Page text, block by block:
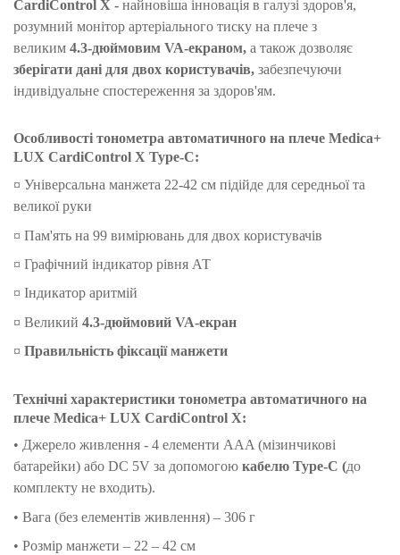
CardiControl X - найновіша інновація в галузі здоров'я,
розумний монітор артеріального тиску на плече з
великим 4.3-дюймовим VA-екраном, а також дозволяє
зберігати дані для двох користувачів, забезпечуючи
індивідуальне спостереження за здоров'ям.
Особливості тонометра автоматичного на плече Medica+
LUX CardiControl X Type-C:
¤ Універсальна манжета 22-42 см підійде для середньої та
великої руки
¤ Пам'ять на 99 вимірювань для двох користувачів
¤ Графічний індикатор рівня АТ
¤ Індикатор аритмій
¤ Великий 4.3-дюймовий VA-екран
¤ Правильність фіксації манжети
Технічні характеристики тонометра автоматичного на
плече Medica+ LUX CardiControl X:
• Джерело живлення - 4 елементи AAA (мізинчикові
батарейки) або DC 5V за допомогою кабелю Type-C (до
комплекту не входить).
• Вага (без елементів живлення) – 306 г
• Розмір манжети – 22 – 42 см